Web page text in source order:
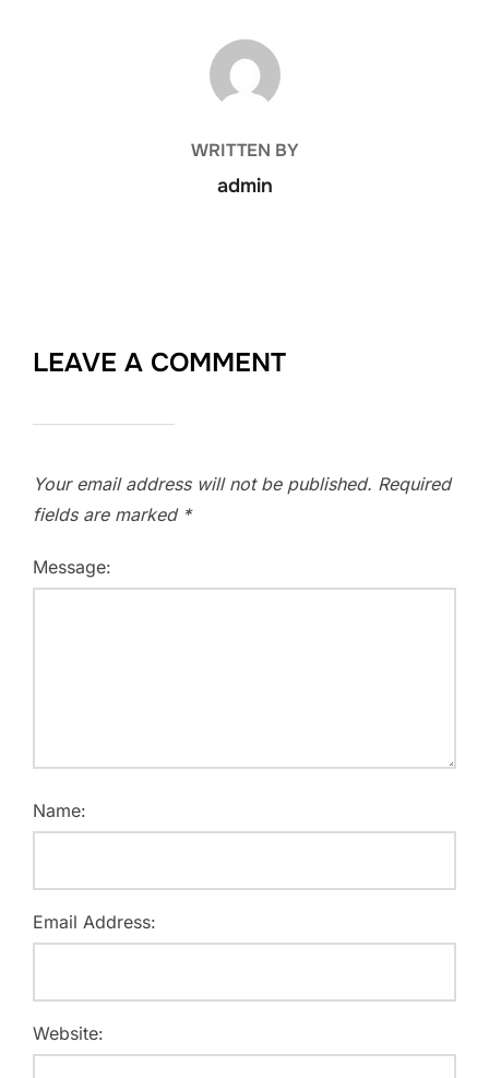
POST AUTHOR
WRITTEN BY
admin
LEAVE A COMMENT
Your email address will not be published. Required
fields are marked *
Message:
Name:
Email Address:
Website: